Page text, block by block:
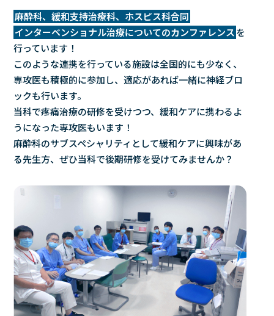
麻酔科、緩和支持治療科、ホスピス科合同
インターベンショナル治療についてのカンファレンスを
行っています！
このような連携を行っている施設は全国的にも少なく、
専攻医も積極的に参加し、適応があれば一緒に神経ブロ
ックも行います。
当科で疼痛治療の研修を受けつつ、緩和ケアに携わるよ
うになった専攻医もいます！
麻酔科のサブスペシャリティとして緩和ケアに興味があ
る先生方、ぜひ当科で後期研修を受けてみませんか？